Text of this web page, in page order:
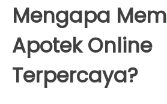
Mengapa
Apotek Online
Terpercaya?